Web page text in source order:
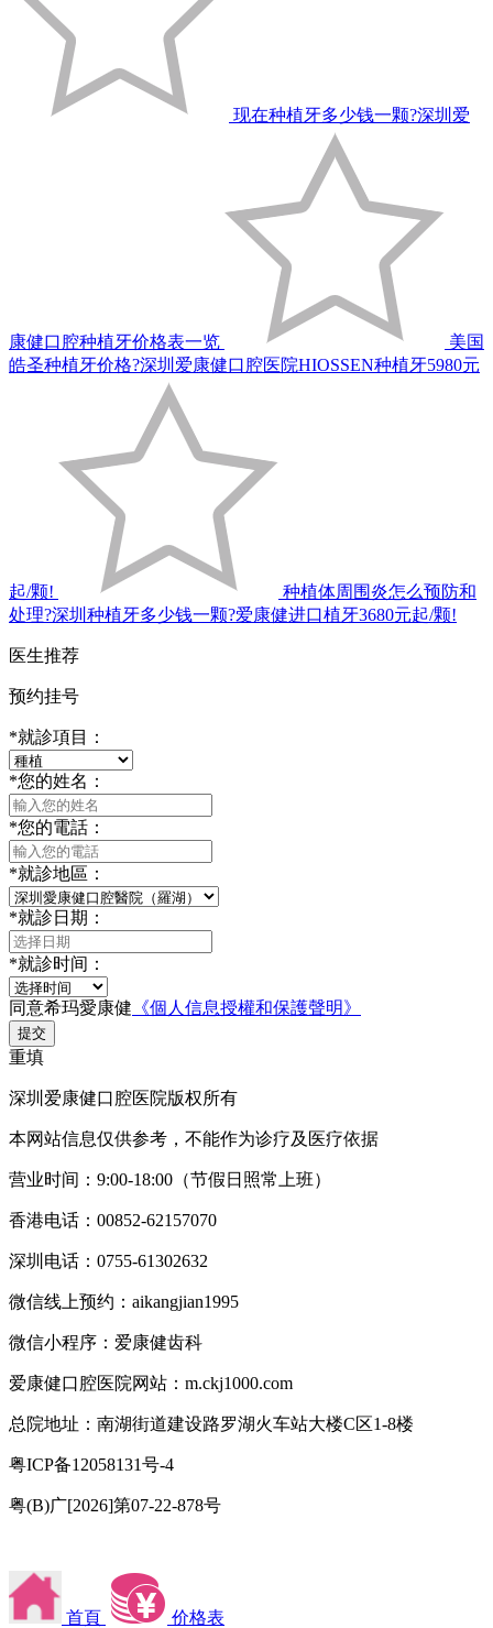
现在种植牙多少钱一颗?深圳爱
康健口腔种植牙价格表一览
美国
皓圣种植牙价格?深圳爱康健口腔医院HIOSSEN种植牙5980元
起/颗!
种植体周围炎怎么预防和
处理?深圳种植牙多少钱一颗?爱康健进口植牙3680元起/颗!
医生推荐
预约挂号
*就診項目：
*您的姓名：
*您的電話：
*就診地區：
*就診日期：
*就診时间：
同意希玛愛康健 《個人信息授權和保護聲明》
提交
重填
深圳爱康健口腔医院版权所有
本网站信息仅供参考，不能作为诊疗及医疗依据
营业时间：9:00-18:00（节假日照常上班）
香港电话：00852-62157070
深圳电话：0755-61302632
微信线上预约：aikangjian1995
微信小程序：爱康健齿科
爱康健口腔医院网站：m.ckj1000.com
总院地址：南湖街道建设路罗湖火车站大楼C区1-8楼
粤ICP备12058131号-4
粤(B)广[2026]第07-22-878号
首頁 价格表